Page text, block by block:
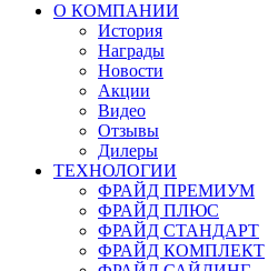
О КОМПАНИИ
История
Награды
Новости
Акции
Видео
Отзывы
Дилеры
ТЕХНОЛОГИИ
ФРАЙД ПРЕМИУМ
ФРАЙД ПЛЮС
ФРАЙД СТАНДАРТ
ФРАЙД КОМПЛЕКТ